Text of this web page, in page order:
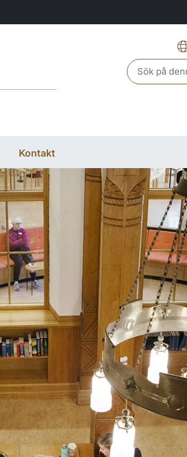
Header search
Kontakt